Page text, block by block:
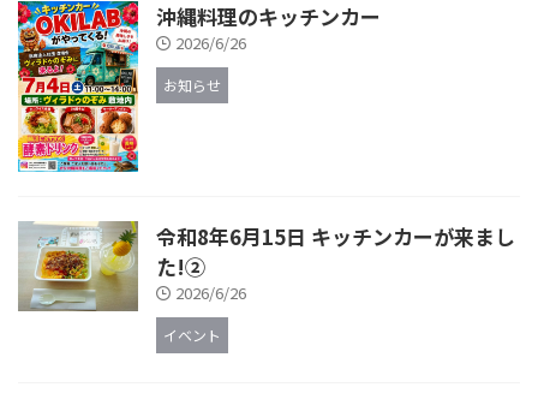
沖縄料理のキッチンカー
2026/6/26
お知らせ
令和8年6月15日 キッチンカーが来まし
た!②
2026/6/26
イベント